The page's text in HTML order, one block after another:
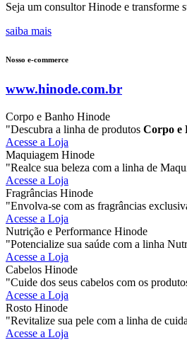
Seja um consultor Hinode e transforme
saiba mais
Nosso e-commerce
www.hinode.com.br
Corpo e Banho Hinode
"Descubra a linha de produtos Corpo e
Acesse a Loja
Maquiagem Hinode
"Realce sua beleza com a linha de
Acesse a Loja
Fragrâncias Hinode
"Envolva-se com as fragrâncias
Acesse a Loja
Nutrição e Performance Hinode
"Potencialize sua saúde com a linha
Acesse a Loja
Cabelos Hinode
"Cuide dos seus cabelos com os
Acesse a Loja
Rosto Hinode
"Revitalize sua pele com a linha de
Acesse a Loja